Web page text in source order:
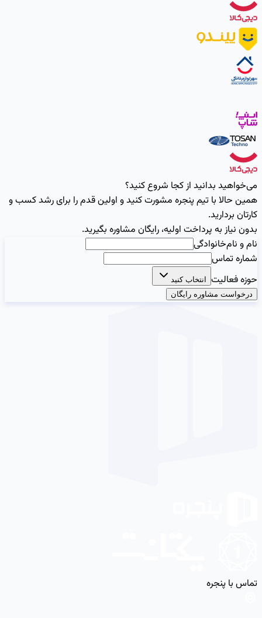
می‌خواهید بدانید از کجا شروع کنید؟
همین حالا با تیم پنجره مشورت کنید و اولین قدم را برای رشد کسب و
کارتان بردارید.
بدون نیاز به پرداخت اولیه، رایگان مشاوره بگیرید.
نام و نام‌خانوادگی
شماره تماس
حوزه فعالیت
انتخاب کنید
درخواست مشاوره رایگان
تماس با پنجره